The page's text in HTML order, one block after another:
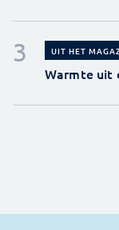
UIT HET
Warmte uit